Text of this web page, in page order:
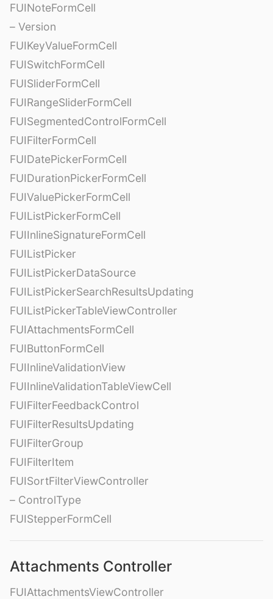
FUINoteFormCell
– Version
FUIKeyValueFormCell
FUISwitchFormCell
FUISliderFormCell
FUIRangeSliderFormCell
FUISegmentedControlFormCell
FUIFilterFormCell
FUIDatePickerFormCell
FUIDurationPickerFormCell
FUIValuePickerFormCell
FUIListPickerFormCell
FUIInlineSignatureFormCell
FUIListPicker
FUIListPickerDataSource
FUIListPickerSearchResultsUpdating
FUIListPickerTableViewController
FUIAttachmentsFormCell
FUIButtonFormCell
FUIInlineValidationView
FUIInlineValidationTableViewCell
FUIFilterFeedbackControl
FUIFilterResultsUpdating
FUIFilterGroup
FUIFilterItem
FUISortFilterViewController
– ControlType
FUIStepperFormCell
Attachments Controller
FUIAttachmentsViewController